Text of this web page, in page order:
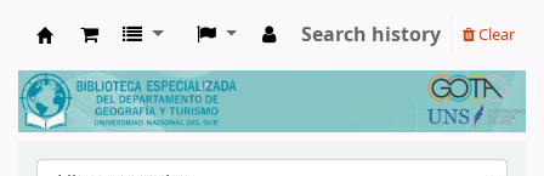
Biblioteca de Geografía y Turismo
Search history Clear